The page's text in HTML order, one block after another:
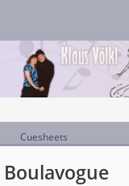
Cuesheets
Boulavogue